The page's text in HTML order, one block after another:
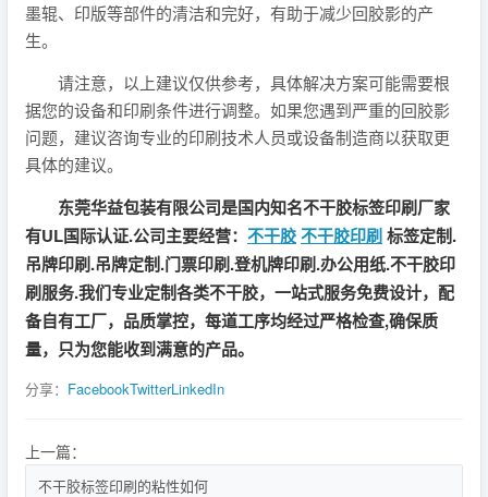
墨辊、印版等部件的清洁和完好，有助于减少回胶影的产
生。
请注意，以上建议仅供参考，具体解决方案可能需要根
据您的设备和印刷条件进行调整。如果您遇到严重的回胶影
问题，建议咨询专业的印刷技术人员或设备制造商以获取更
具体的建议。
东莞华益包装有限公司是国内知名不干胶标签印刷厂家
有UL国际认证.公司主要经营： 不干胶不干胶印刷标签定制.
吊牌印刷.吊牌定制.门票印刷.登机牌印刷.办公用纸.不干胶印
刷服务.我们专业定制各类不干胶，一站式服务免费设计，配
备自有工厂，品质掌控，每道工序均经过严格检查,确保质
量，只为您能收到满意的产品。
分享： FacebookTwitterLinkedIn
上一篇：
不干胶标签印刷的粘性如何